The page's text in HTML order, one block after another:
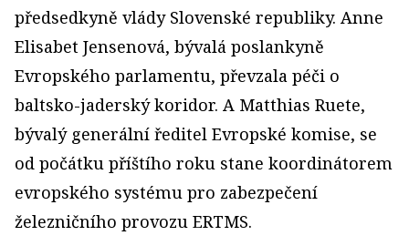
předsedkyně vlády Slovenské republiky. Anne
Elisabet Jensenová, bývalá poslankyně
Evropského parlamentu, převzala péči o
baltsko-jaderský koridor. A Matthias Ruete,
bývalý generální ředitel Evropské komise, se
od počátku příštího roku stane koordinátorem
evropského systému pro zabezpečení
železničního provozu ERTMS.